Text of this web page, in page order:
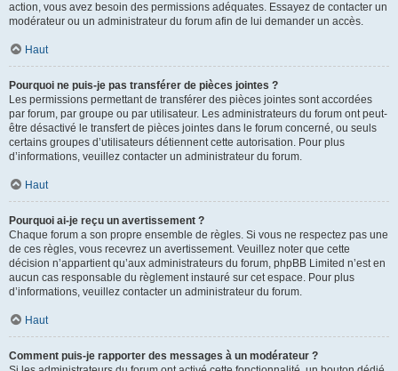
action, vous avez besoin des permissions adéquates. Essayez de contacter un
modérateur ou un administrateur du forum afin de lui demander un accès.
Haut
Pourquoi ne puis-je pas transférer de pièces jointes ?
Les permissions permettant de transférer des pièces jointes sont accordées
par forum, par groupe ou par utilisateur. Les administrateurs du forum ont peut-
être désactivé le transfert de pièces jointes dans le forum concerné, ou seuls
certains groupes d’utilisateurs détiennent cette autorisation. Pour plus
d’informations, veuillez contacter un administrateur du forum.
Haut
Pourquoi ai-je reçu un avertissement ?
Chaque forum a son propre ensemble de règles. Si vous ne respectez pas une
de ces règles, vous recevrez un avertissement. Veuillez noter que cette
décision n’appartient qu’aux administrateurs du forum, phpBB Limited n’est en
aucun cas responsable du règlement instauré sur cet espace. Pour plus
d’informations, veuillez contacter un administrateur du forum.
Haut
Comment puis-je rapporter des messages à un modérateur ?